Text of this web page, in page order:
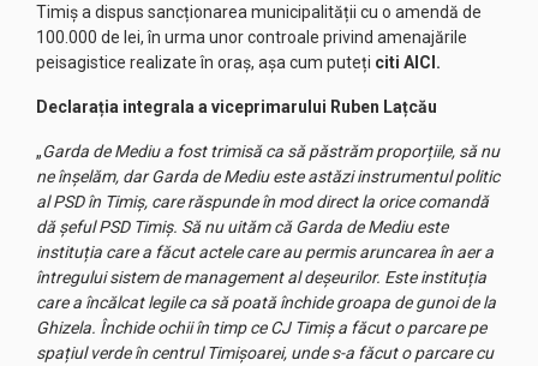
Timiș a dispus sancționarea municipalității cu o amendă de
100.000 de lei, în urma unor controale privind amenajările
peisagistice realizate în oraș, așa cum puteți citi AICI.
Declarația integrala a viceprimarului Ruben Lațcău
„Garda de Mediu a fost trimisă ca să păstrăm proporțiile, să nu
ne înșelăm, dar Garda de Mediu este astăzi instrumentul politic
al PSD în Timiș, care răspunde în mod direct la orice comandă
dă șeful PSD Timiș. Să nu uităm că Garda de Mediu este
instituția care a făcut actele care au permis aruncarea în aer a
întregului sistem de management al deșeurilor. Este instituția
care a încălcat legile ca să poată închide groapa de gunoi de la
Ghizela. Închide ochii în timp ce CJ Timiș a făcut o parcare pe
spațiul verde în centrul Timișoarei, unde s-a făcut o parcare cu